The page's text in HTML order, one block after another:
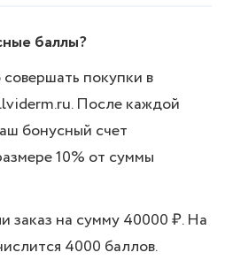
баллы?
покупки в
После каждой
бонусный счет
10% от суммы
заказ на сумму 40000 ₽. На
4000 баллов.